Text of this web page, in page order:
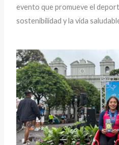
evento que promueve el
sostenibilidad y la vida